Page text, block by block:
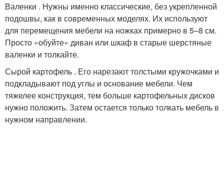
Валенки . Нужны именно классические, без укрепленной
подошвы, как в современных моделях. Их используют
для перемещения мебели на ножках примерно в 5–8 см.
Просто «обуйте» диван или шкаф в старые шерстяные
валенки и толкайте.
Сырой картофель . Его нарезают толстыми кружочками и
подкладывают под углы и основание мебели. Чем
тяжелее конструкция, тем больше картофельных дисков
нужно положить. Затем остается только толкать мебель в
нужном направлении.